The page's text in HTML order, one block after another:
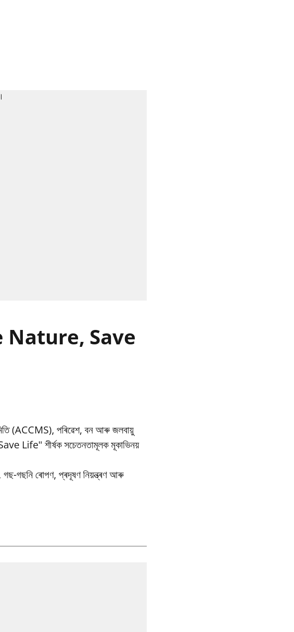
Nature, Save
(ACCMS), পৰিৱেশ, বন আৰু জলবায়ু
Life" শীৰ্ষক সচেতনতামূলক মূকাভিনয়
গছ-গছনি ৰোপণ, প্ৰদূষণ নিয়ন্ত্ৰণ আৰু